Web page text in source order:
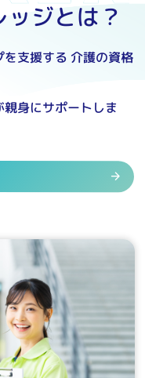
ジとは？
を支援する 介護の資格
身にサポートしま